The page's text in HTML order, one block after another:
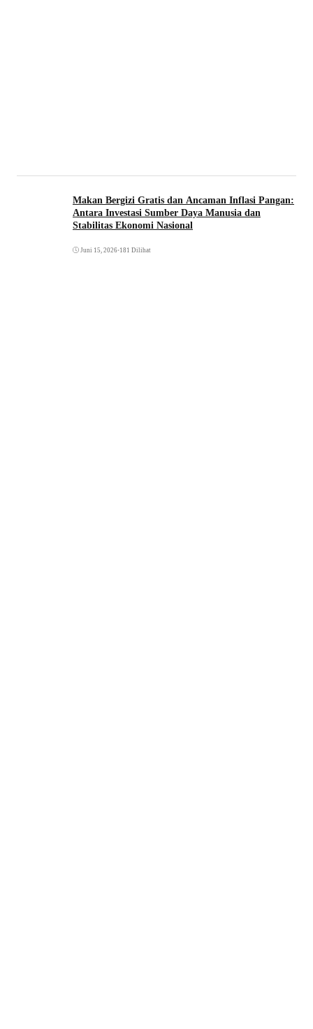
Makan Bergizi Gratis dan Ancaman Inflasi Pangan:
Antara Investasi Sumber Daya Manusia dan
Stabilitas Ekonomi Nasional
Juni 15, 2026•181 Dilihat